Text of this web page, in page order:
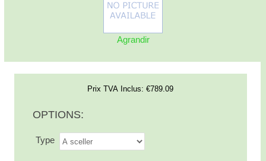
Agrandir
Prix TVA Inclus:€789.09
OPTIONS:
Type